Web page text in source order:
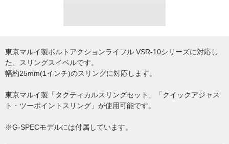
東京マルイ製ボルトアクションライフル VSR-10シリーズに対応し
た、スリングスイベルです。
幅約25mm(1インチ)のスリングに対応します。
東京マルイ製「タクティカルスリングセット」「クイックアジャス
ト・ツーポイントスリング」が使用可能です。
※G-SPECモデルには付属しています。